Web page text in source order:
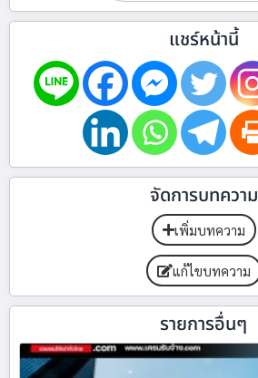
แชร์หน้านี้
จัดการบทความ
เพิ่มบทความ
แก้ไขบทความ
รายการอื่นๆ